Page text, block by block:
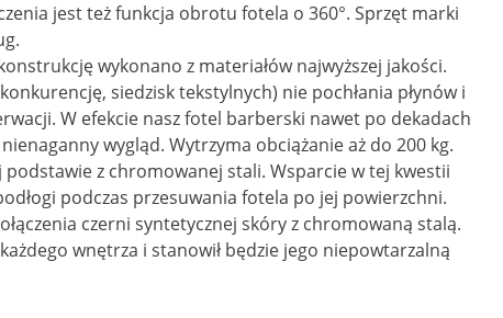
jest też funkcja obrotu fotela o 360°. Sprzęt marki
wykonano z materiałów najwyższej jakości.
siedzisk tekstylnych) nie pochłania płynów i
W efekcie nasz fotel barberski nawet po dekadach
wygląd. Wytrzyma obciążanie aż do 200 kg.
z chromowanej stali. Wsparcie w tej kwestii
podczas przesuwania fotela po jej powierzchni.
czerni syntetycznej skóry z chromowaną stalą.
wnętrza i stanowił będzie jego niepowtarzalną